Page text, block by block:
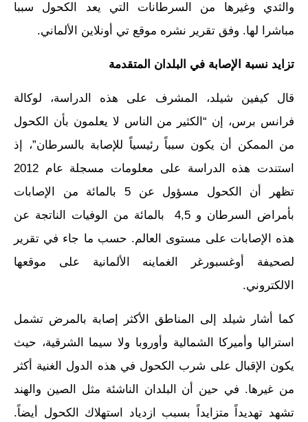
والثدي وغيرها من السرطانات التي يعد الكحول سببا
مباشرا لها. وفق تقرير نشره موقع تي أونلاين الألماني.
تزايد نسبة الإصابة في البلدان المتقدمة
قال كيفين شيلد، المشرف على هذه الدراسة، لوكالة
فرانس برس، إن “الكثير من الناس لا يعلمون بأن الكحول
من الممكن أن يكون سبباً رئيسياً للإصابة بالسرطان”، إذ
استندت هذه الدراسة على معلومات مسجلة عام 2012
تظهر أن الكحول مسؤول عن 5 بالمائة من الإصابات
بأمراض السرطان و 4,5 بالمائة من الوفيات الناتجة عن
هذه الإصابات على مستوى العالم. حسب ما جاء في تقرير
لصحيفة أوغسبورغر الغماينه الألمانية على موقعها
الالكتروني.
كما أشار شيلد إلى المناطق الأكثر إصابة بالمرض تشمل
استراليا وأميركا الشمالية وأوروبا ولا سيما الشرقية، حيث
يكون الإقبال على شرب الكحول في هذه الدول الغنية أكثر
من غيرها. في حين أن البلدان الناشئة مثل الصين والهند
تشهد تهديداً متزايداً بسبب ازدياد استهلاك الكحول أيضاً.